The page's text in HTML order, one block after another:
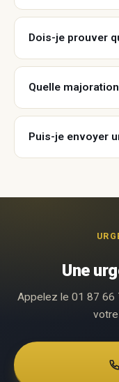
Dois-je prouver
Quelle
Puis-je envoyer
Une
Appelez le 01 87 66